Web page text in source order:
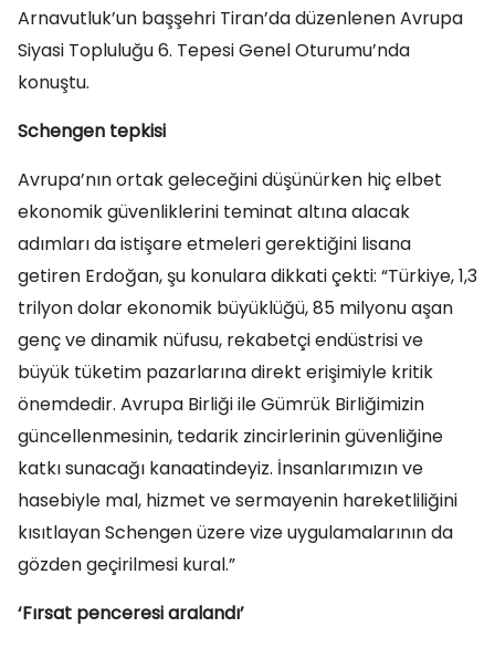
Arnavutluk’un başşehri Tiran’da düzenlenen Avrupa
Siyasi Topluluğu 6. Tepesi Genel Oturumu’nda
konuştu.
Schengen tepkisi
Avrupa’nın ortak geleceğini düşünürken hiç elbet
ekonomik güvenliklerini teminat altına alacak
adımları da istişare etmeleri gerektiğini lisana
getiren Erdoğan, şu konulara dikkati çekti: “Türkiye, 1,3
trilyon dolar ekonomik büyüklüğü, 85 milyonu aşan
genç ve dinamik nüfusu, rekabetçi endüstrisi ve
büyük tüketim pazarlarına direkt erişimiyle kritik
önemdedir. Avrupa Birliği ile Gümrük Birliğimizin
güncellenmesinin, tedarik zincirlerinin güvenliğine
katkı sunacağı kanaatindeyiz. İnsanlarımızın ve
hasebiyle mal, hizmet ve sermayenin hareketliliğini
kısıtlayan Schengen üzere vize uygulamalarının da
gözden geçirilmesi kural.”
‘Fırsat penceresi aralandı’